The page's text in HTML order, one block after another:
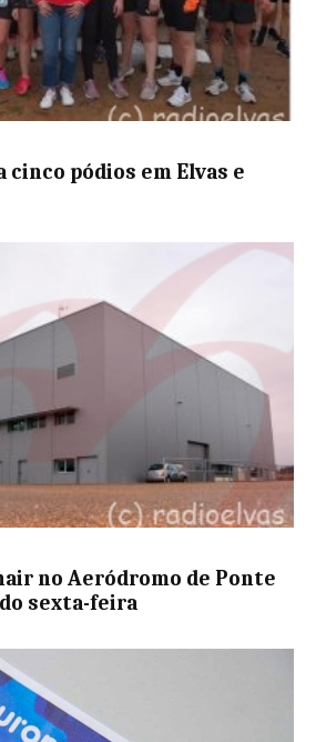
pódios em Elvas e
no Aeródromo de Ponte
sexta-feira